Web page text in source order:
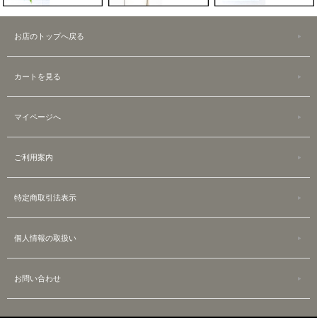
お店のトップへ戻る
カートを見る
マイページへ
ご利用案内
特定商取引法表示
個人情報の取扱い
お問い合わせ